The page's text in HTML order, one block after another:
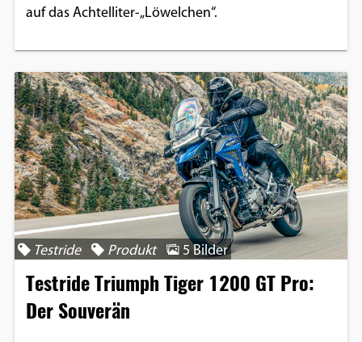
auf das Achtelliter-„Löwelchen“.
Testride Produkt 5 Bilder
Testride Triumph Tiger 1200 GT Pro:
Der Souverän